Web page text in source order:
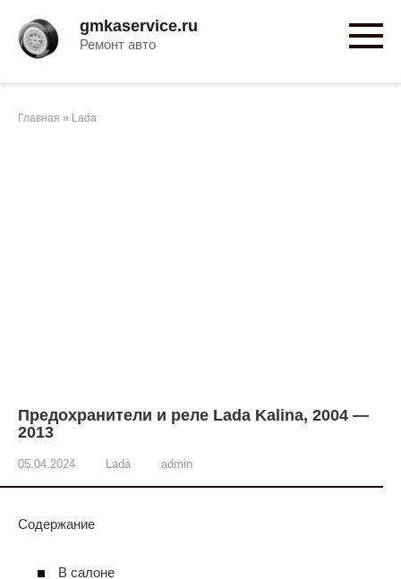
контенту
gmkaservice.ru
Ремонт авто
Главная » Lada
Предохранители и реле Lada Kalina, 2004 —
2013
05.04.2024 Lada admin
Содержание
В салоне